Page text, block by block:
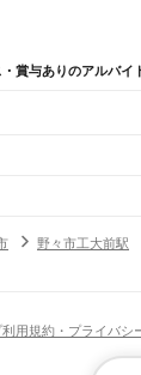
賞与ありのアルバイ
高松駅
バー（
髪型・髪色自由
野々市工大前駅
利用規約・プライバシ